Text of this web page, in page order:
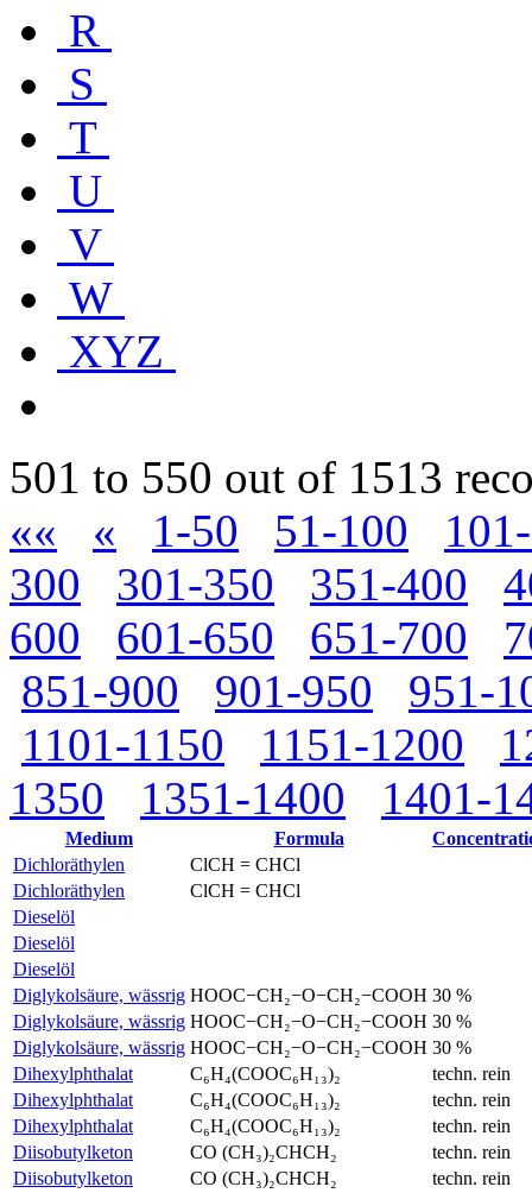
R
S
T
U
V
W
XYZ
501 to 550 out of 1513
««
« 1-50 51-100
300
301-350 351-400
600
601-650 651-700
851-900
901-950
951-
1101-1150
1151-1200
1350
1351-1400 1401-
Medium Formula
Dichloräthylen
ClCH = CHCl
Dichloräthylen
ClCH = CHCl
Dieselöl
Dieselöl
Dieselöl
Diglykolsäure, wässrig HOOC−CH₂−O−CH₂−COOH 30 %
Diglykolsäure, wässrig HOOC−CH₂−O−CH₂−COOH 30 %
Diglykolsäure, wässrig HOOC−CH₂−O−CH₂−COOH 30 %
Dihexylphthalat
C₆H₄(COOC₆H₁₃)₂
techn. rein
Dihexylphthalat
C₆H₄(COOC₆H₁₃)₂
techn. rein
Dihexylphthalat
C₆H₄(COOC₆H₁₃)₂
techn. rein
Diisobutylketon
CO (CH₃)₂CHCH₂
techn. rein
Diisobutylketon
CO (CH₃)₂CHCH₂
techn. rein